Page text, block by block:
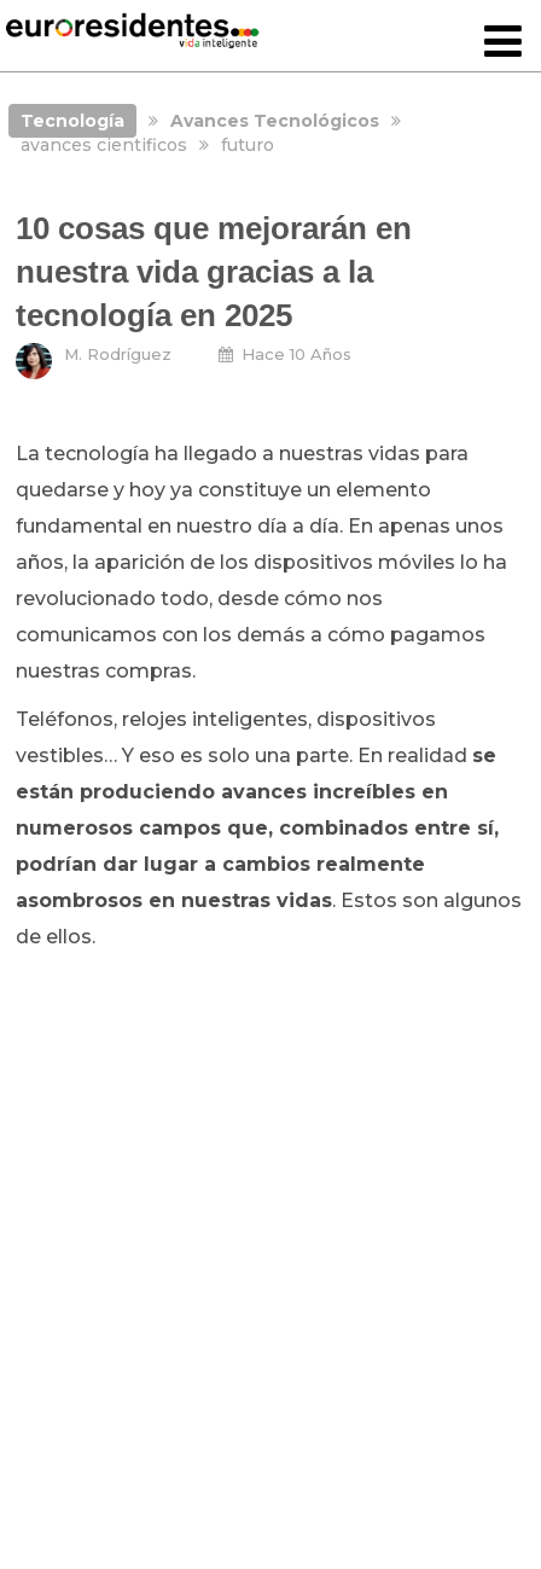
Tecnología
Avances Tecnológicos
avances cientificos
futuro
10 cosas que mejorarán en
nuestra vida gracias a la
tecnología en 2025
M. Rodríguez Hace 10 Años
La tecnología ha llegado a nuestras vidas para
quedarse y hoy ya constituye un elemento
fundamental en nuestro día a día. En apenas unos
años, la aparición de los dispositivos móviles lo ha
revolucionado todo, desde cómo nos
comunicamos con los demás a cómo pagamos
nuestras compras.
Teléfonos, relojes inteligentes, dispositivos
vestibles… Y eso es solo una parte. En realidad se
están produciendo avances increíbles en
numerosos campos que, combinados entre sí,
podrían dar lugar a cambios realmente
asombrosos en nuestras vidas. Estos son algunos
de ellos.